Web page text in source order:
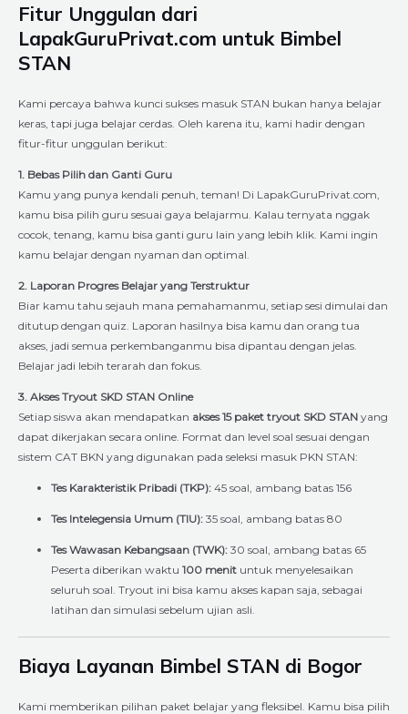
Fitur Unggulan dari
LapakGuruPrivat.com untuk Bimbel
STAN
Kami percaya bahwa kunci sukses masuk STAN bukan hanya belajar
keras, tapi juga belajar cerdas. Oleh karena itu, kami hadir dengan
fitur-fitur unggulan berikut:
1. Bebas Pilih dan Ganti Guru
Kamu yang punya kendali penuh, teman! Di LapakGuruPrivat.com,
kamu bisa pilih guru sesuai gaya belajarmu. Kalau ternyata nggak
cocok, tenang, kamu bisa ganti guru lain yang lebih klik. Kami ingin
kamu belajar dengan nyaman dan optimal.
2. Laporan Progres Belajar yang Terstruktur
Biar kamu tahu sejauh mana pemahamanmu, setiap sesi dimulai dan
ditutup dengan quiz. Laporan hasilnya bisa kamu dan orang tua
akses, jadi semua perkembanganmu bisa dipantau dengan jelas.
Belajar jadi lebih terarah dan fokus.
3. Akses Tryout SKD STAN Online
Setiap siswa akan mendapatkan akses 15 paket tryout SKD STAN yang
dapat dikerjakan secara online. Format dan level soal sesuai dengan
sistem CAT BKN yang digunakan pada seleksi masuk PKN STAN:
Tes Karakteristik Pribadi (TKP): 45 soal, ambang batas 156
Tes Intelegensia Umum (TIU): 35 soal, ambang batas 80
Tes Wawasan Kebangsaan (TWK): 30 soal, ambang batas 65
Peserta diberikan waktu 100 menit untuk menyelesaikan
seluruh soal. Tryout ini bisa kamu akses kapan saja, sebagai
latihan dan simulasi sebelum ujian asli.
Biaya Layanan Bimbel STAN di Bogor
Kami memberikan pilihan paket belajar yang fleksibel. Kamu bisa pilih